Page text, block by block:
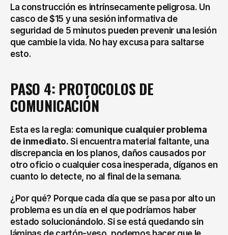
La construcción es intrínsecamente peligrosa. Un
casco de $15 y una sesión informativa de
seguridad de 5 minutos pueden prevenir una lesión
que cambie la vida. No hay excusa para saltarse
esto.
PASO 4: PROTOCOLOS DE
COMUNICACIÓN
Esta es la regla: comunique cualquier problema
de inmediato. Si encuentra material faltante, una
discrepancia en los planos, daños causados por
otro oficio o cualquier cosa inesperada, díganos en
cuanto lo detecte, no al final de la semana.
¿Por qué? Porque cada día que se pasa por alto un
problema es un día en el que podríamos haber
estado solucionándolo. Si se está quedando sin